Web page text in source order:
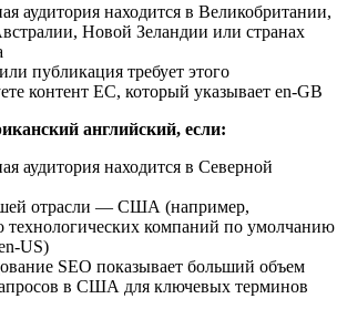
аудитория находится в Великобритании,
Новой Зеландии или странах
публикация требует этого
контент ЕС, который указывает en-GB
английский, если:
аудитория находится в Северной
отрасли — США (например,
технологических компаний по умолчанию
US)
SEO показывает больший объем
в США для ключевых терминов